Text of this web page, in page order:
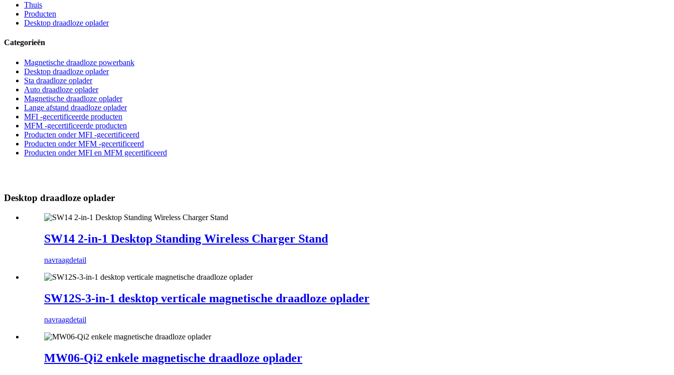
Thuis
Producten
Desktop draadloze oplader
Categorieën
Magnetische draadloze powerbank
Desktop draadloze oplader
Sta draadloze oplader
Auto draadloze oplader
Magnetische draadloze oplader
Lange afstand draadloze oplader
MFI -gecertificeerde producten
MFM -gecertificeerde producten
Producten onder MFI -gecertificeerd
Producten onder MFM -gecertificeerd
Producten onder MFI en MFM gecertificeerd
Desktop draadloze oplader
SW14 2-in-1 Desktop Standing Wireless Charger Stand
navraagdetail
SW12S-3-in-1 desktop verticale magnetische draadloze oplader
navraagdetail
MW06-Qi2 enkele magnetische draadloze oplader